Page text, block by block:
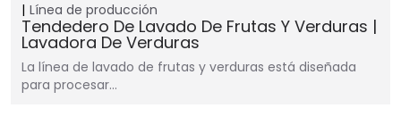
Línea de producción
Tendedero De Lavado De Frutas Y Verduras |
Lavadora De Verduras
La línea de lavado de frutas y verduras está diseñada
para procesar…